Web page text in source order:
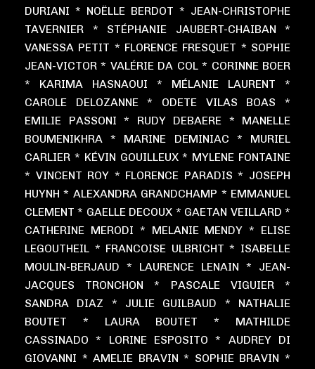
DURIANI * NOËLLE BERDOT * JEAN-CHRISTOPHE
TAVERNIER * STÉPHANIE JAUBERT-CHAIBAN *
VANESSA PETIT * FLORENCE FRESQUET * SOPHIE
JEAN-VICTOR * VALÉRIE DA COL * CORINNE BOER
* KARIMA HASNAOUI * MÉLANIE LAURENT *
CAROLE DELOZANNE * ODETE VILAS BOAS *
EMILIE PASSONI * RUDY DEBAERE * MANELLE
BOUMENIKHRA * MARINE DEMINIAC * MURIEL
CARLIER * KÉVIN GOUILLEUX * MYLENE FONTAINE
* VINCENT ROY * FLORENCE PARADIS * JOSEPH
HUYNH * ALEXANDRA GRANDCHAMP * EMMANUEL
CLEMENT * GAELLE DECOUX * GAETAN VEILLARD *
CATHERINE MERODI * MELANIE MENDY * ELISE
LEGOUTHEIL * FRANCOISE ULBRICHT * ISABELLE
MOULIN-BERJAUD * LAURENCE LENAIN * JEAN-
JACQUES TRONCHON * PASCALE VIGUIER *
SANDRA DIAZ * JULIE GUILBAUD * NATHALIE
BOUTET * LAURA BOUTET * MATHILDE
CASSINADO * LORINE ESPOSITO * AUDREY DI
GIOVANNI * AMELIE BRAVIN * SOPHIE BRAVIN *